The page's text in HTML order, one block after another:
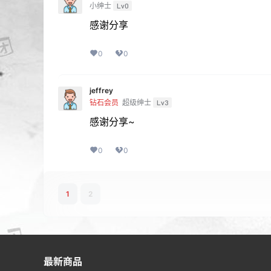
小绅士 Lv0
感谢分享
0 0
jeffrey
钻石会员 超级绅士 Lv3
感谢分享~
0 0
1 2
最新商品